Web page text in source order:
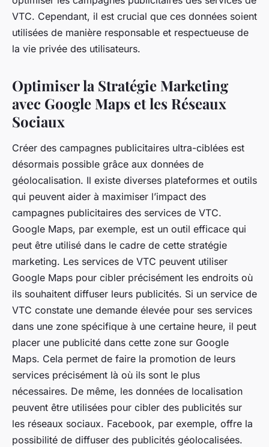
VTC. Cependant, il est crucial que ces données soient
utilisées de manière responsable et respectueuse de
la vie privée des utilisateurs.
Optimiser la Stratégie Marketing
avec Google Maps et les Réseaux
Sociaux
Créer des campagnes publicitaires ultra-ciblées est
désormais possible grâce aux données de
géolocalisation. Il existe diverses plateformes et outils
qui peuvent aider à maximiser l’impact des
campagnes publicitaires des services de VTC.
Google Maps, par exemple, est un outil efficace qui
peut être utilisé dans le cadre de cette stratégie
marketing. Les services de VTC peuvent utiliser
Google Maps pour cibler précisément les endroits où
ils souhaitent diffuser leurs publicités. Si un service de
VTC constate une demande élevée pour ses services
dans une zone spécifique à une certaine heure, il peut
placer une publicité dans cette zone sur Google
Maps. Cela permet de faire la promotion de leurs
services précisément là où ils sont le plus
nécessaires. De même, les données de localisation
peuvent être utilisées pour cibler des publicités sur
les réseaux sociaux. Facebook, par exemple, offre la
possibilité de diffuser des publicités géolocalisées.